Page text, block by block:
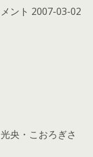
ント 2007-03-02
央・こおろぎさ